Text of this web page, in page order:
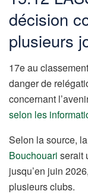
décision
plusieurs
17e au
danger de
concernant
selon les
Selon la source,
Bouchouari serait
jusqu’en juin
plusieurs clubs.